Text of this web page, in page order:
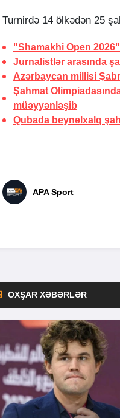
Turnirdə 14 ölkədən 25
"Shamakhi Open
Jurnalistlər arasında
Azərbaycan millisi
Şahmat
müəyyənləşib
Qubada beynəlxalq
APA Sport
OXŞAR XƏBƏRLƏR